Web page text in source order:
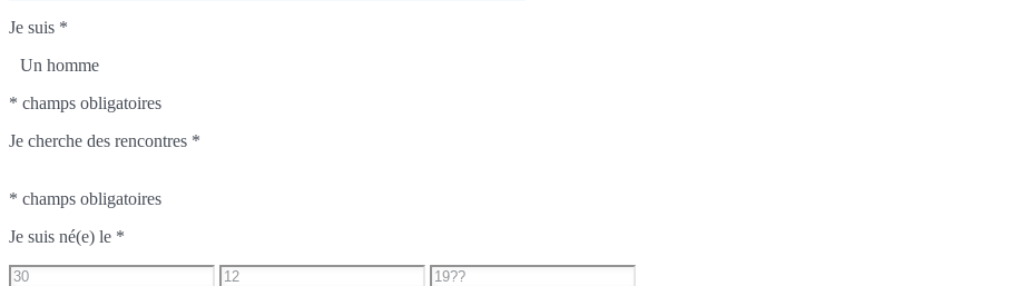
Je suis *
Un homme
* champs obligatoires
Je cherche des rencontres *
* champs obligatoires
Je suis né(e) le *